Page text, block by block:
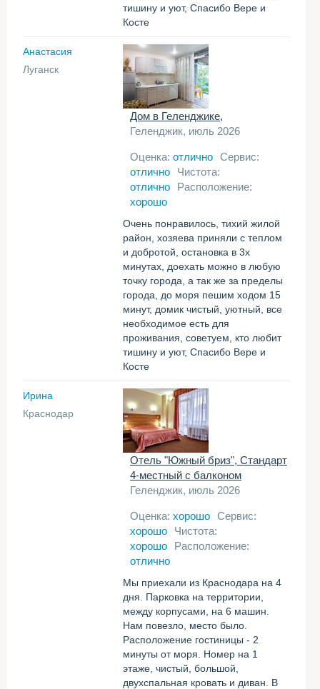
тишину и уют, Спасибо Вере и
Косте
Анастасия
Луганск
Дом в Геленджике,
Геленджик, июль 2026
Оценка: отлично Сервис:
отлично
Чистота:
отлично
Расположение:
хорошо
Очень понравилось, тихий жилой
район, хозяева приняли с теплом
и добротой, остановка в 3х
минутах, доехать можно в любую
точку города, а так же за пределы
города, до моря пешим ходом 15
минут, домик чистый, уютный, все
необходимое есть для
проживания, советуем, кто любит
тишину и уют, Спасибо Вере и
Косте
Ирина
Краснодар
Отель "Южный бриз", Стандарт
4-местный с балконом
Геленджик, июль 2026
Оценка: хорошо Сервис:
хорошо
Чистота:
хорошо
Расположение:
отлично
Мы приехали из Краснодара на 4
дня. Парковка на территории,
между корпусами, на 6 машин.
Нам повезло, место было.
Расположение гостиницы - 2
минуты от моря. Номер на 1
этаже, чистый, большой,
двухспальная кровать и диван. В